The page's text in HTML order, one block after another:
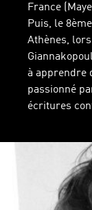
France
Puis, le
Athènes,
à apprendre
passionné
écritures